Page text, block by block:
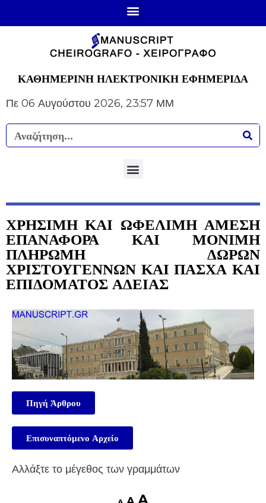
ΚΑΘΗΜΕΡΙΝΗ ΗΛΕΚΤΡΟΝΙΚΗ ΕΦΗΜΕΡΙΔΑ
Πε 06 Αυγούστου 2026, 23:57 ΜΜ
ΧΡΗΣΙΜΗ ΚΑΙ ΩΦΕΛΙΜΗ ΑΜΕΣΗ
ΕΠΑΝΑΦΟΡΑ ΚΑΙ ΜΟΝΙΜΗ
ΠΛΗΡΩΜΗ ΔΩΡΩΝ
ΧΡΙΣΤΟΥΓΕΝΝΩΝ ΚΑΙ ΠΑΣΧΑ ΚΑΙ
ΕΠΙΔΟΜΑΤΟΣ ΑΔΕΙΑΣ
Πηγή Άρθρου
Επισυναπτόμενο Αρχείο
Αλλάξτε το μέγεθος των γραμμάτων